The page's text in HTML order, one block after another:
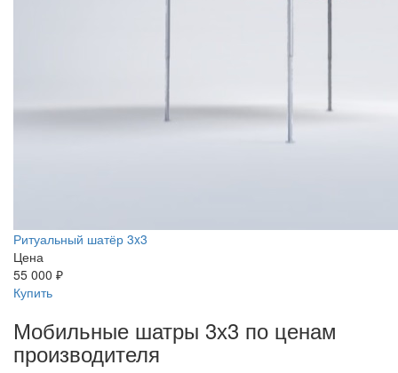
Ритуальный шатёр 3x3
Цена
55 000 ₽
Купить
Мобильные шатры 3х3 по ценам
производителя